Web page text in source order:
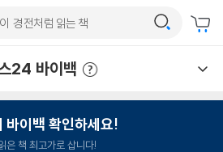
24 바이백
바이백 확인하세요!
은 책 최고가로 삽니다!